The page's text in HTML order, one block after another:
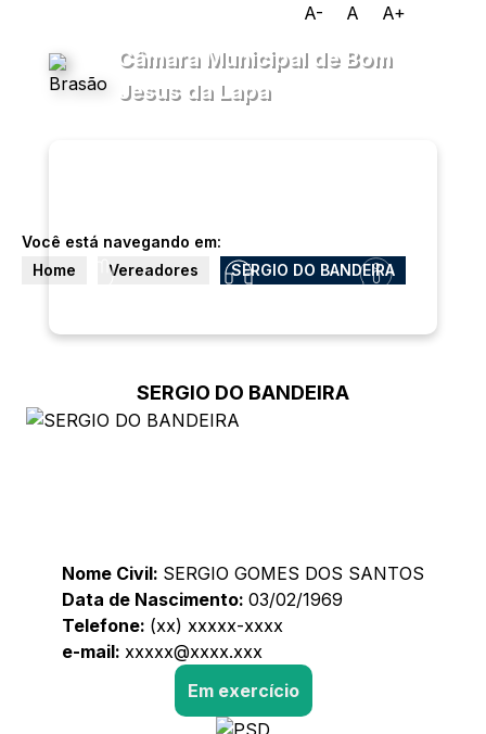
A- A A+
Câmara Municipal de Bom
Jesus da Lapa
Você está navegando em:
Home
Vereadores SERGIO DO BANDEIRA
SERGIO DO BANDEIRA
Nome Civil: SERGIO GOMES DOS SANTOS
Data de Nascimento: 03/02/1969
Telefone: (xx) xxxxx-xxxx
e-mail: xxxxx@xxxx.xxx
Em exercício